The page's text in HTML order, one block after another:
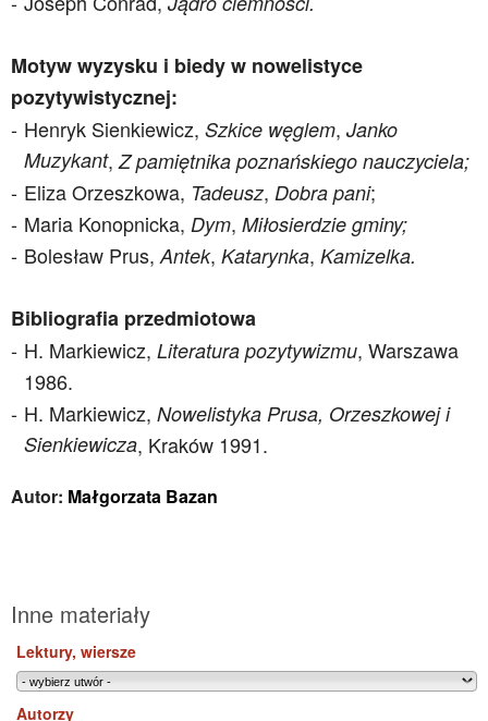
Motyw wyzysku i biedy w nowelistyce
pozytywistycznej:
Henryk Sienkiewicz, Szkice węglem, Janko
Muzykant, Z pamiętnika poznańskiego nauczyciela;
Eliza Orzeszkowa, Tadeusz, Dobra pani;
Maria Konopnicka, Dym, Miłosierdzie gminy;
Bolesław Prus, Antek, Katarynka, Kamizelka.
Bibliografia przedmiotowa
H. Markiewicz, Literatura pozytywizmu, Warszawa
1986.
H. Markiewicz, Nowelistyka Prusa, Orzeszkowej i
Sienkiewicza, Kraków 1991.
Autor: Małgorzata Bazan
Inne materiały
Lektury, wiersze
Autorzy